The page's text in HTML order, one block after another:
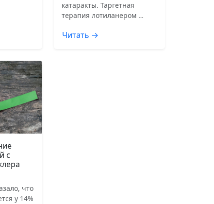
катаракты. Таргетная
терапия лотиланером …
Читать →
с
что
у 14%